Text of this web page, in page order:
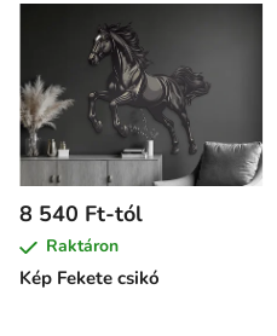
Kép Fekete csikó
8 540 Ft-tól
Raktáron